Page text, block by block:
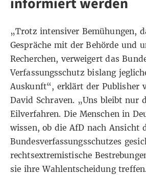
„Trotz intensiver Bemühungen,
Gespräche mit der Behörde und
Recherchen, verweigert das
Verfassungsschutz bislang
Auskunft“, erklärt der Publisher
David Schraven. „Uns bleibt nur
Eilverfahren. Die Menschen in
wissen, ob die AfD nach Ansicht
Bundesverfassungsschutzes
rechtsextremistische
sie ihre Wahlentscheidung